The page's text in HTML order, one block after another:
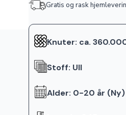
Gratis og rask
Knuter: ca.
Stoff: Ull
Alder: 0-20 år (Ny)